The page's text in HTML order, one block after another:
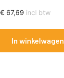
€ 67,69 incl btw
In winkelwagen